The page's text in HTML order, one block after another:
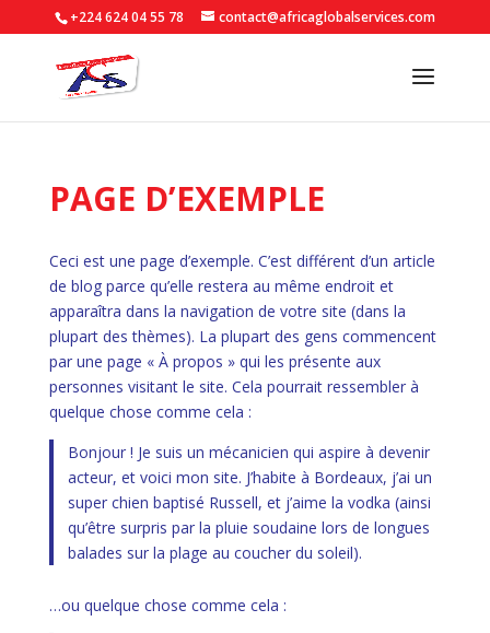
+224 624 04 55 78 contact@africaglobalservices.com
PAGE D’EXEMPLE
Ceci est une page d’exemple. C’est différent d’un article
de blog parce qu’elle restera au même endroit et
apparaîtra dans la navigation de votre site (dans la
plupart des thèmes). La plupart des gens commencent
par une page « À propos » qui les présente aux
personnes visitant le site. Cela pourrait ressembler à
quelque chose comme cela :
Bonjour ! Je suis un mécanicien qui aspire à devenir
acteur, et voici mon site. J’habite à Bordeaux, j’ai un
super chien baptisé Russell, et j’aime la vodka (ainsi
qu’être surpris par la pluie soudaine lors de longues
balades sur la plage au coucher du soleil).
…ou quelque chose comme cela :